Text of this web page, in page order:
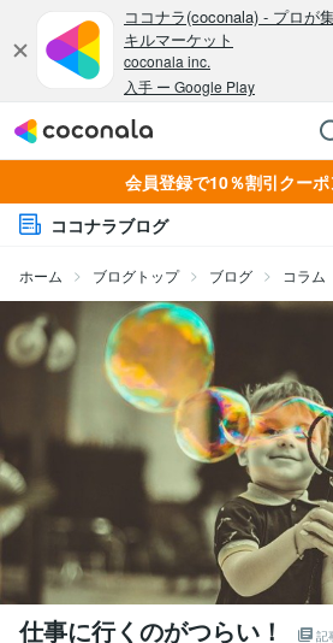
会員登録で10％割引クーポ
ココナラブログ
ホーム ブログトップ ブログ コラム
仕事に行くのがつらい！ 記